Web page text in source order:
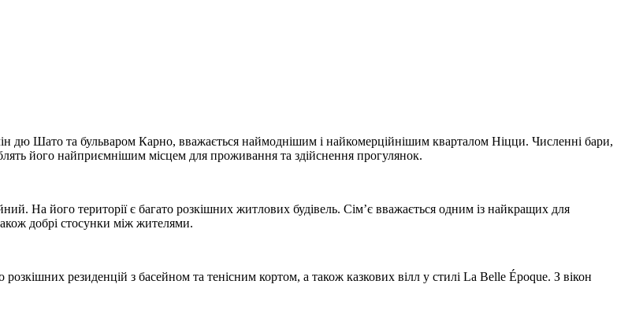
дю Шато та бульваром Карно, вважається наймоднішим і найкомерційнішим кварталом Ніцци. Численні бари,
його найприємнішим місцем для проживання та здійснення прогулянок.
На його території є багато розкішних житлових будівель. Сім’є вважається одним із найкращих для
добрі стосунки між жителями.
резиденцій з басейном та тенісним кортом, а також казкових вілл у стилі La Belle Époque. З вікон